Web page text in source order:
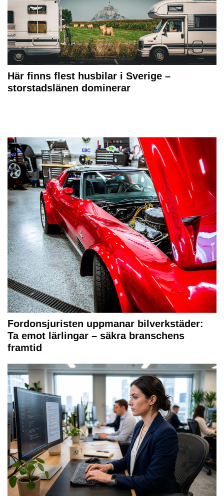
Här finns flest husbilar i Sverige –
storstadslänen dominerar
Fordonsjuristen uppmanar bilverkstäder:
Ta emot lärlingar – säkra branschens
framtid